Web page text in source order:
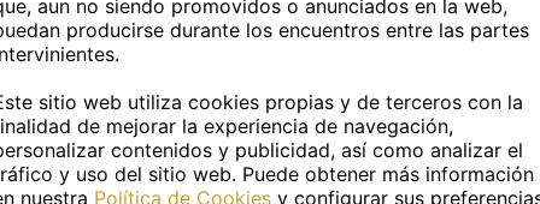
Gays en otras capitales de
Albacete capital Alicante capital
Badajoz capital Barcelona capital
aun no siendo promovidos o anunciados en la web,
producirse durante los encuentros entre las partes
sitio web utiliza cookies propias y de terceros con la
de mejorar la experiencia de navegación,
contenidos y publicidad, así como analizar el
y uso del sitio web. Puede obtener más información
nuestra Política de Cookies y configurar sus